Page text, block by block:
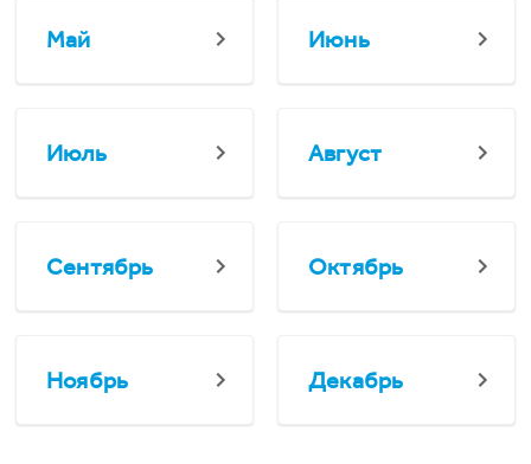
Май Июнь
Июль Август
Сентябрь Октябрь
Ноябрь Декабрь